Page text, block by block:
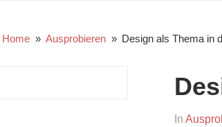
Home Ausprobieren Design als Thema in
On
By
In